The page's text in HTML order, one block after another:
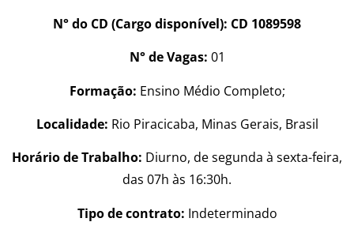
N° do CD (Cargo disponível): CD 1089598
N° de Vagas: 01
Formação: Ensino Médio Completo;
Localidade: Rio Piracicaba, Minas Gerais, Brasil
Horário de Trabalho: Diurno, de segunda à sexta-feira,
das 07h às 16:30h.
Tipo de contrato: Indeterminado